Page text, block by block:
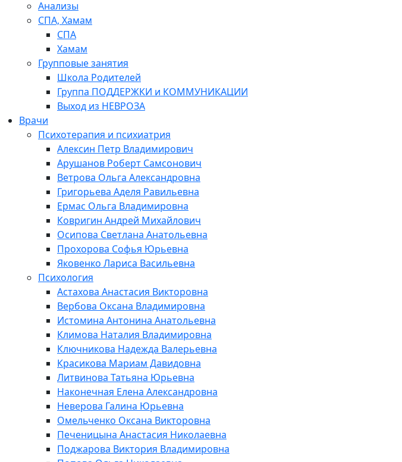
Анализы
СПА, Хамам
СПА
Хамам
Групповые занятия
Школа Родителей
Группа ПОДДЕРЖКИ и КОММУНИКАЦИИ
Выход из НЕВРОЗА
Врачи
Психотерапия и психиатрия
Алексин Петр Владимирович
Арушанов Роберт Самсонович
Ветрова Ольга Александровна
Григорьева Аделя Равильевна
Ермас Ольга Владимировна
Ковригин Андрей Михайлович
Осипова Светлана Анатольевна
Прохорова Софья Юрьевна
Яковенко Лариса Васильевна
Психология
Астахова Анастасия Викторовна
Вербова Оксана Владимировна
Истомина Антонина Анатольевна
Климова Наталия Владимировна
Ключникова Надежда Валерьевна
Красикова Мариам Давидовна
Литвинова Татьяна Юрьевна
Наконечная Елена Александровна
Неверова Галина Юрьевна
Омельченко Оксана Викторовна
Печеницына Анастасия Николаевна
Поджарова Виктория Владимировна